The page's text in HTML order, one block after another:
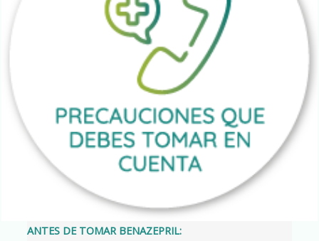
ANTES DE TOMAR BENAZEPRIL: